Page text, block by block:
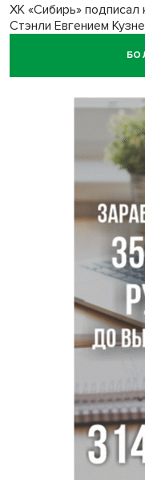
ХК «Сибирь» подписал
Стэнли Евгением
Отправил инвалида
Андрей Травников
юбилейным Днем
Ученики
Международной
Остановку